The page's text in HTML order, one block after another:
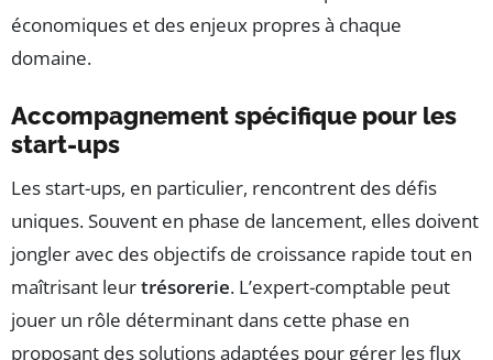
économiques et des enjeux propres à chaque
domaine.
Accompagnement spécifique pour les
start-ups
Les start-ups, en particulier, rencontrent des défis
uniques. Souvent en phase de lancement, elles doivent
jongler avec des objectifs de croissance rapide tout en
maîtrisant leurtrésorerie. L’expert-comptable peut
jouer un rôle déterminant dans cette phase en
proposant des solutions adaptées pour gérer les flux